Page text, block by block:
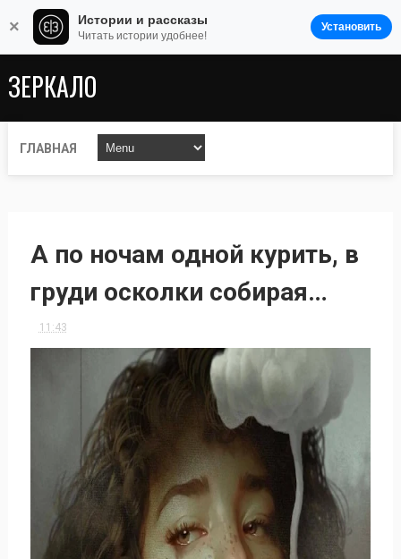
ЗЕРКАЛО
ГЛАВНАЯ
А по ночам одной курить, в
груди осколки собирая…
11:43
× Истории и рассказы
Читать истории удобнее!
Установить